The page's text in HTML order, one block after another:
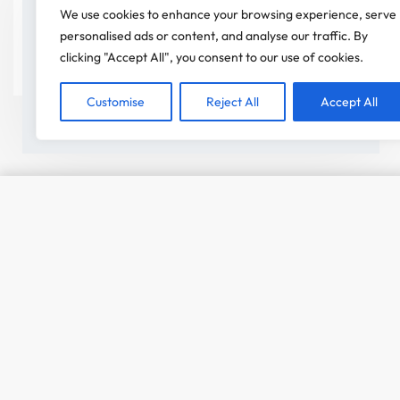
We use cookies to enhance your browsing experience, serve
personalised ads or content, and analyse our traffic. By
clicking "Accept All", you consent to our use of cookies.
Customise Reject All Accept All
intéresse avant de vous déranger, mais on aimerait bien
vous accompagner pendant votre visite. C'est OK pour
vous ?
ACCEPTER